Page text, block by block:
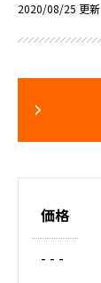
2020/08/25 更新
価格
- - -